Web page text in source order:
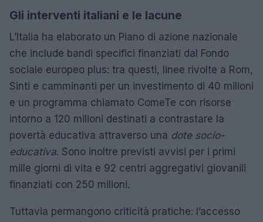
Gli interventi italiani e le lacune
L’Italia ha elaborato un Piano di azione nazionale
che include bandi specifici finanziati dal Fondo
sociale europeo plus: tra questi, linee rivolte a Rom,
Sinti e camminanti per un investimento di 40 milioni
e un programma chiamato ComeTe con risorse
intorno a 120 milioni destinati a contrastare la
povertà educativa attraverso una dote socio-
educativa. Sono inoltre previsti avvisi per i primi
mille giorni di vita e 92 centri aggregativi giovanili
finanziati con 250 milioni.
Tuttavia permangono criticità pratiche: l’accesso